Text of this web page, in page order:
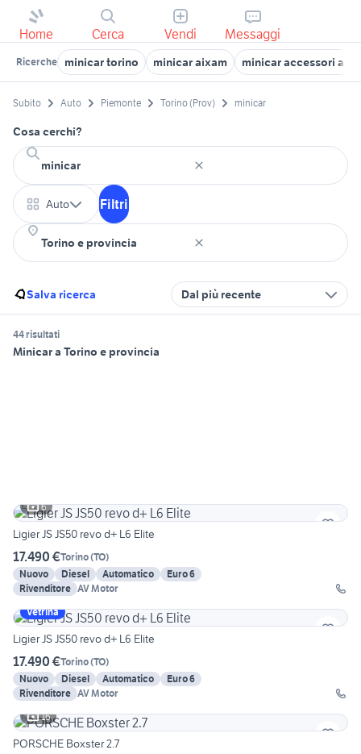
Home Cerca Vendi Messaggi
Ricerche minicar torino minicar aixam minicar accessori
Subito Auto Piemonte Torino (Prov) minicar
Cosa cerchi?
Auto Filtri
Salva ricerca Dal più recente
44 risultati
Minicar a Torino e provincia
6
Ligier JS JS50 revo d+ L6 Elite
17.490 €Torino(TO)
Nuovo
Diesel Automatico
Euro 6
Rivenditore AV Motor
Vetrina
Ligier JS JS50 revo d+ L6 Elite
17.490 €Torino(TO)
Nuovo
Diesel Automatico
Euro 6
Rivenditore AV Motor
16
PORSCHE Boxster 2.7